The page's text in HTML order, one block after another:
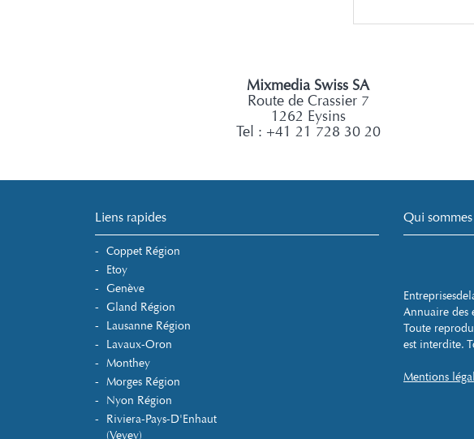
Mixmedia Swiss SA
Route de Crassier 7
1262 Eysins
Tel : +41 21 728 30 20
Liens rapides
Coppet Région
Etoy
Genève
Gland Région
Lausanne Région
Lavaux-Oron
Monthey
Morges Région
Nyon Région
Riviera-Pays-D'Enhaut
(Vevey)
Qui
Annuaire des
Toute
est interdite.
Mentions